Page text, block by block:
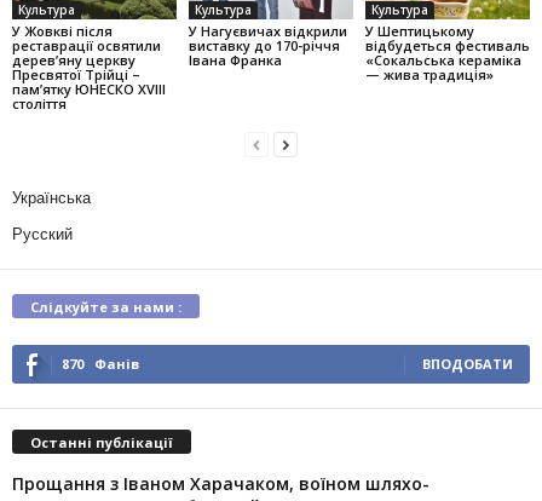
Культура
У Жовкві після
реставрації освятили
дерев’яну церкву
Пресвятої Трійці –
пам’ятку ЮНЕСКО XVIII
століття
Культура
У Нагуєвичах відкрили
виставку до 170-річчя
Івана Франка
Культура
У Шептицькому
відбудеться фестиваль
«Сокальська кераміка
— жива традиція»
Українська
Русский
Слідкуйте за нами :
870 Фанів ВПОДОБАТИ
Останні публікації
Прощання з Іваном Харачаком, воїном шляхо-